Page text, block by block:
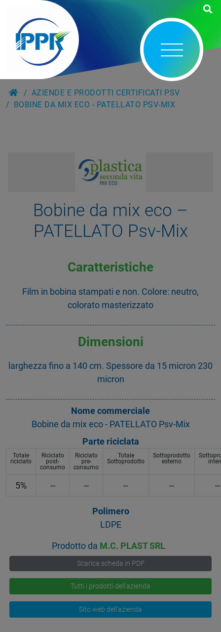
AZIENDE E PRODOTTI CERTIFICATI PSV
BOBINE DA MIX ECO - PATELLATO PSV-MIX
Bobine da mix eco –
PATELLATO Psv-Mix
Caratteristiche
Film in bobina stampati e non. Colore: neutro,
colorato masterizzato
Dimensioni
larghezza fino a 140 cm. Spessore da 15 micron 230
micron
Nome commerciale
Bobine da mix eco - PATELLATO Psv-Mix
Parte riciclata
Totale
riciclato
Riciclato
post-
consumo
Riciclato
pre-
consumo
Totale
Sottoprodotto
Sottoprodotto
esterno
5% -- -- -- -- --
Polimero
LDPE
Prodotto da M.C. PLAST SRL
Scarica scheda in PDF
Tutti i prodotti dell'azienda
Sito web dell'azienda